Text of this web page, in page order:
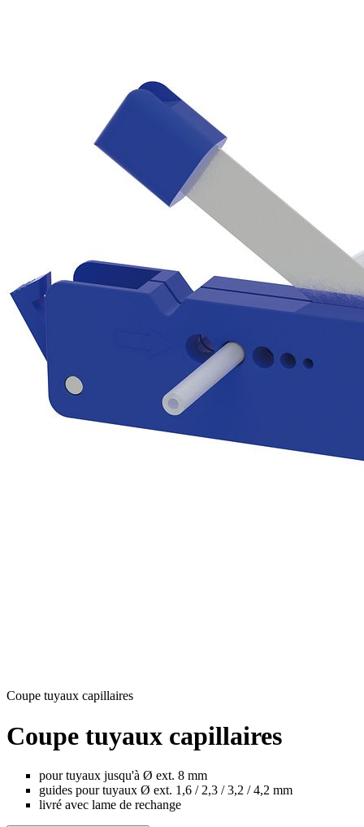
Coupe tuyaux capillaires
Coupe tuyaux capillaires
pour tuyaux jusqu'à Ø ext. 8 mm
guides pour tuyaux Ø ext. 1,6 / 2,3 / 3,2 / 4,2 mm
livré avec lame de rechange